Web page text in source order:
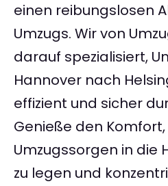
einen reibungslosen
Umzugs. Wir von
darauf spezialisiert,
Hannover nach
effizient und sicher
Genieße den
Umzugssorgen in die
zu legen und